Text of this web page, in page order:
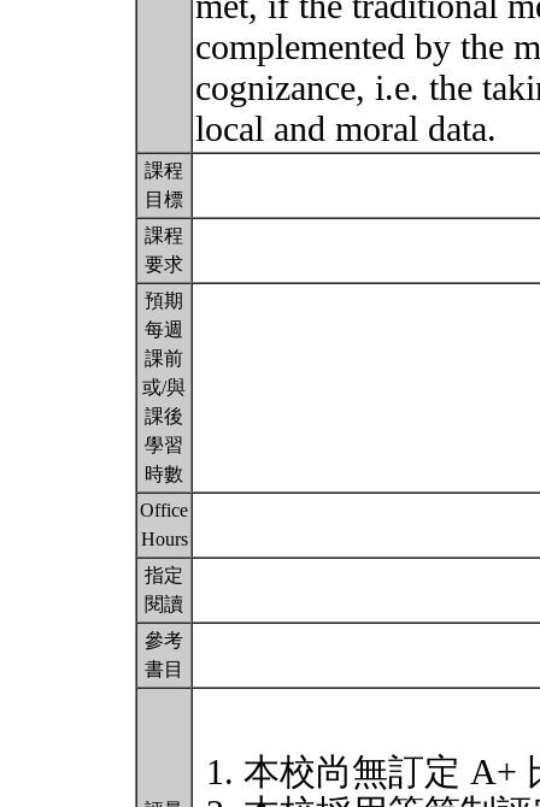
complemented by the
cognizance, i.e. the
local and moral data.
課程
目標
課程
要求
預期
每週
課前
或/與
課後
學習
時數
Office
Hours
指定
閱讀
參考
書目
本校尚無訂定 A+